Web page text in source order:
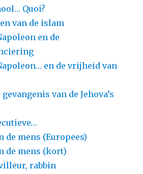
Quoi?
van de islam
en de
en de vrijheid van
van de Jehova’s
de mens (Europees)
de mens (kort)
rabbin